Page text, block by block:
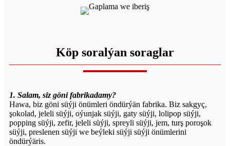
Köp soralýan soraglar
1. Salam, siz göni fabrikadamy?
Hawa, biz göni süýji önümleri öndürýän fabrika. Biz sakgyç,
şokolad, jeleli süýji, oýunjak süýji, gaty süýji, lolipop süýji,
popping süýji, zefir, jeleli süýji, spreyli süýji, jem, turş poroşok
süýji, preslenen süýji we beýleki süýji süýji önümlerini
öndürýäris.